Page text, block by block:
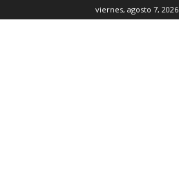
viernes, agosto 7, 2026